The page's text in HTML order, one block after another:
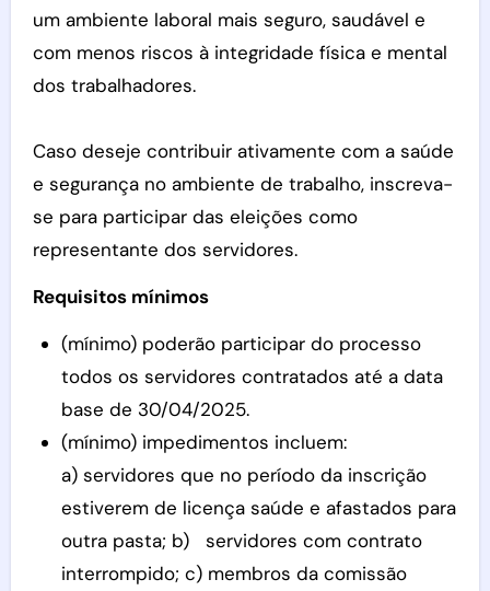
um ambiente laboral mais seguro, saudável e
com menos riscos à integridade física e mental
dos trabalhadores.
Caso deseje contribuir ativamente com a saúde
e segurança no ambiente de trabalho, inscreva-
se para participar das eleições como
representante dos servidores.
Requisitos mínimos
(mínimo) poderão participar do processo
todos os servidores contratados até a data
base de 30/04/2025.
(mínimo) impedimentos incluem:
a) servidores que no período da inscrição
estiverem de licença saúde e afastados para
outra pasta; b) servidores com contrato
interrompido; c) membros da comissão